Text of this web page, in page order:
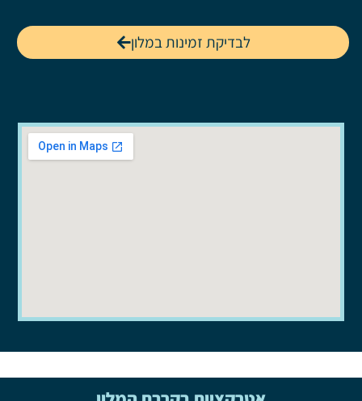
לבדיקת זמינות במלון